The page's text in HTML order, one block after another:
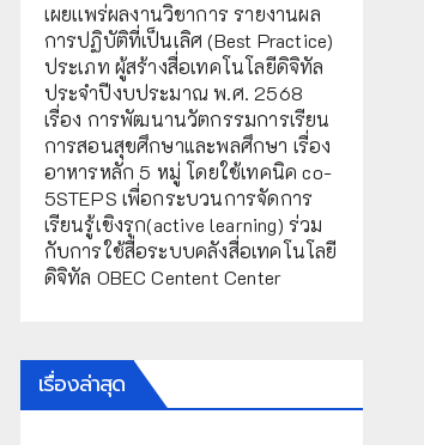
เผยเเพร่ผลงานวิชาการ รายงานผล
การปฏิบัติที่เป็นเลิศ (Best Practice)
ประเภท ผู้สร้างสื่อเทคโนโลยีดิจิทัล
ประจำปีงบประมาณ พ.ศ. 2568
เรื่อง การพัฒนานวัตกรรมการเรียน
การสอนสุขศึกษาและพลศึกษา เรื่อง
อาหารหลัก 5 หมู่ โดยใช้เทคนิค co-
5STEPS เพื่อกระบวนการจัดการ
เรียนรู้เชิงรุก(active learning) ร่วม
กับการใช้สื่อระบบคลังสื่อเทคโนโลยี
ดิจิทัล OBEC Centent Center
เรื่องล่าสุด